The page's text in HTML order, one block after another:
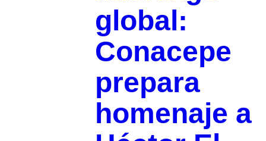
global:
Conacepe
prepara
homenaje a